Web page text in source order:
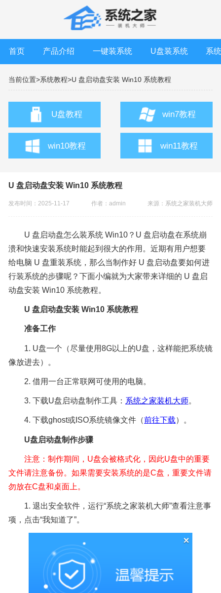
首页 产品介绍 一键装系统 U盘装系统 系
当前位置>系统教程>U 盘启动盘安装 Win10 系统教程
U盘教程 win7教程
win10教程 win11教程
U 盘启动盘安装 Win10 系统教程
发布时间：2025-11-17 作者：admin 来源： 系统之家装机大师
U 盘启动盘怎么装系统 Win10？U 盘启动盘在系统崩
溃和快速安装系统时能起到很大的作用。近期有用户想要
给电脑 U 盘重装系统，那么当制作好 U 盘启动盘要如何进
行装系统的步骤呢？下面小编就为大家带来详细的 U 盘启
动盘安装 Win10 系统教程。
U 盘启动盘安装 Win10 系统教程
准备工作
1. U盘一个（尽量使用8G以上的U盘，这样能把系统镜
像放进去）。
2. 借用一台正常联网可使用的电脑。
3. 下载U盘启动盘制作工具： 系统之家装机大师。
4. 下载ghost或ISO系统镜像文件（前往下载）。
U盘启动盘制作步骤
注意：制作期间，U盘会被格式化，因此U盘中的重要
文件请注意备份。如果需要安装系统的是C盘，重要文件请
勿放在C盘和桌面上。
1. 退出安全软件，运行“系统之家装机大师”查看注意事
项，点击“我知道了”。